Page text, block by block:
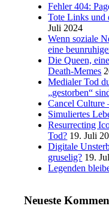
Fehler 404:
Tote Links und
Juli 2024
Wenn soziale
eine
Die Queen,
Death-Memes
Medialer Tod
„gestorben“
Cancel Culture
Simuliertes
Resurrecting
Tod? 19. Juli
Digitale
gruselig? 19.
Legenden
Neueste